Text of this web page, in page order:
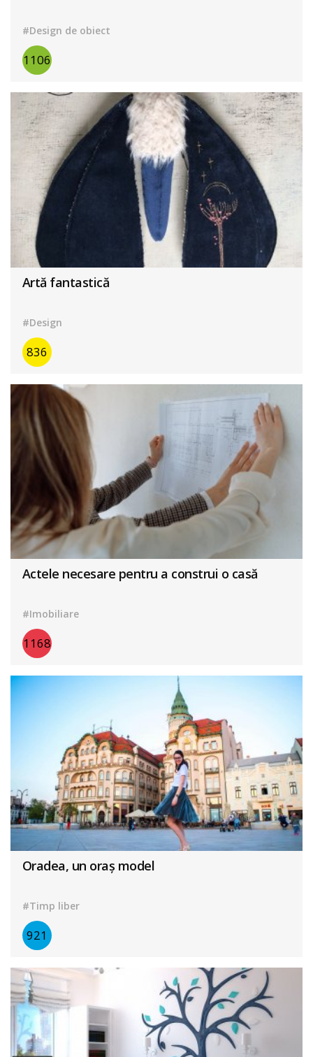
#Design de obiect
1106
Artă fantastică
#Design
836
Actele necesare pentru a construi o casă
#Imobiliare
1168
Oradea, un oraș model
#Timp liber
921